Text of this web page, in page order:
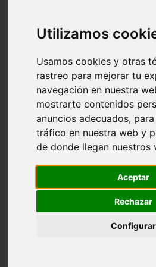
Utilizamos
Usamos cookies y otras
rastreo para mejorar tu
navegación en nuestra
mostrarte contenidos
anuncios adecuados,
tráfico en nuestra web y
de donde llegan nuestros
Aceptar
Rechazar
Configurar
Málaga - nerja
Girona - blanes
Málaga - marbella
Asturias - gijón
Girona - figueres
Alicante - santa-pola
Almería - roquetas-de-mar
Girona - tossa-de-mar
Barcelona - sant-cugat-del-vallès
Alicante - l39alfàs-del-pi
Barcelona - vilanova-i-la-geltrú
Castellón - peñíscola
Illes-balears - sant-josep-de-sa-